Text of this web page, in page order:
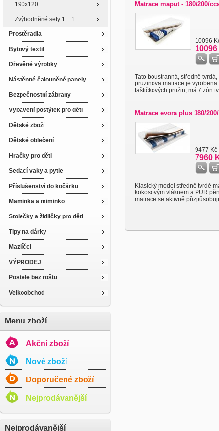
190x120
Zvýhodněné sety 1 + 1
Prostěradla
Bytový textil
Dřevěné výrobky
Nástěnné čalouněné panely
Bezpečnostní zábrany
Vybavení postýlek pro děti
Dětské zboží
Dětské oblečení
Hračky pro děti
Sedací vaky a pytle
Příslušenství do kočárku
Maminka a miminko
Stolečky a židličky pro děti
Tipy na dárky
Mazlíčci
VÝPRODEJ
Postele bez roštu
Velkoobchod
Menu zboží
Akční zboží
Nové zboží
Doporučené zboží
Nejprodávanější
Nejprodávanější
Matrace maput - 180/200/
10096
Tato boustranná, středně tvrdá,
pružinová matrace je vyrobena
taštičkových pružin, má 7 zón
Matrace evora plus 180/
9477 Kč
7960
Klasický model středně tvrdé
kokosovým vláknem a PUR
matrace se aktivně